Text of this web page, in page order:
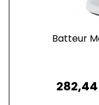
Batteur